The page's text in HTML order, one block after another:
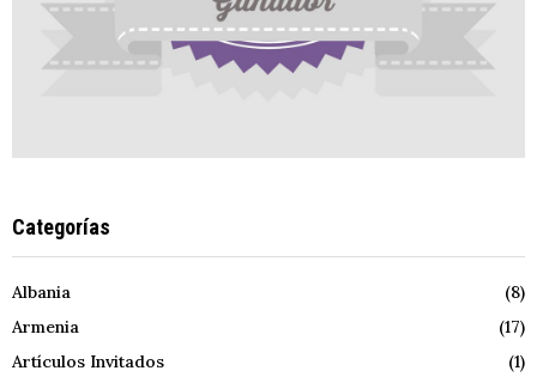
Categorías
Albania
(8)
Armenia
(17)
Artículos Invitados
(1)